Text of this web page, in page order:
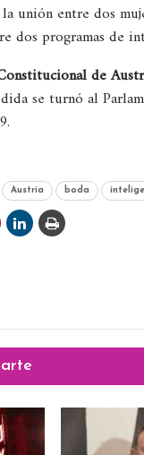
unión entre dos
dos programas de
de
se turnó al
Austria boda